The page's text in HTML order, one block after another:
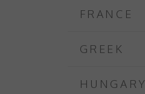
FRANCE
GREEK
HUNGARY